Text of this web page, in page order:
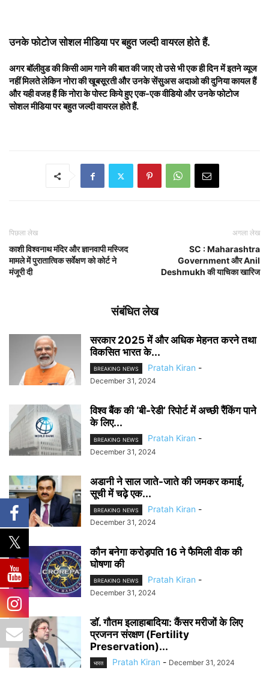
उनके फोटोज सोशल मीडिया पर बहुत जल्दी वायरल होते हैं.
अगर बॉलीवुड की किसी आम गाने की बात की जाए तो उसे भी एक ही दिन में इतने व्यूज
नहीं मिलते लेकिन नोरा की खूबसूरती और उनके सेंसुअस अदाओ की दुनिया कायल हैं
और यही वजह हैं कि नोरा के पोस्ट किये हुए एक-एक वीडियो और उनके फोटोज
सोशल मीडिया पर बहुत जल्दी वायरल होते हैं.
पिछला लेख
काशी विश्वनाथ मंदिर और ज्ञानवापी मस्जिद
मामले में पुरातात्विक सर्वेक्षण को कोर्ट ने
मंजूरी दी
अगला लेख
SC : Maharashtra
Government और Anil
Deshmukh की याचिका खारिज
संबंधित लेख
सरकार 2025 में और अधिक मेहनत करने तथा
विकसित भारत के...
BREAKING NEWS Pratah Kiran -
December 31, 2024
विश्व बैंक की ‘बी-रेडी’ रिपोर्ट में अच्छी रैंकिंग पाने
के लिए...
BREAKING NEWS Pratah Kiran -
December 31, 2024
अडानी ने साल जाते-जाते की जमकर कमाई,
सूची में चढ़े एक...
BREAKING NEWS Pratah Kiran -
December 31, 2024
कौन बनेगा करोड़पति 16 ने फैमिली वीक की
घोषणा की
BREAKING NEWS Pratah Kiran -
December 31, 2024
डॉ. गौतम इलाहाबादिया: कैंसर मरीजों के लिए
प्रजनन संरक्षण (Fertility
Preservation)...
भारत Pratah Kiran - December 31, 2024